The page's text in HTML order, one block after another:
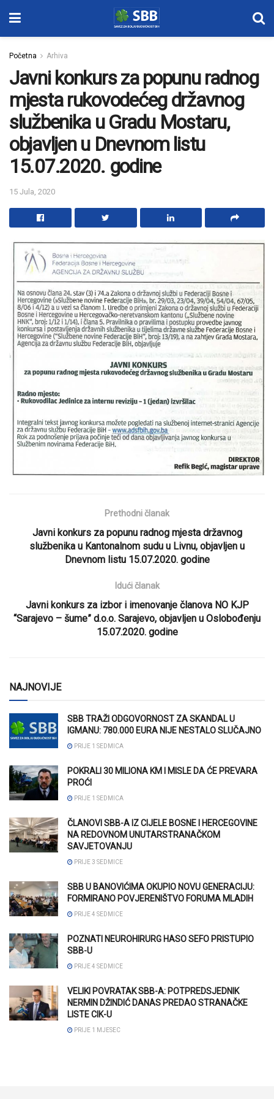
Početna Arhiva
Javni konkurs za popunu radnog
mjesta rukovodećeg državnog
službenika u Gradu Mostaru,
objavljen u Dnevnom listu
15.07.2020. godine
15 Jula, 2020
Prethodni članak
Javni konkurs za popunu radnog mjesta državnog
službenika u Kantonalnom sudu u Livnu, objavljen u
Dnevnom listu 15.07.2020. godine
Idući članak
Javni konkurs za izbor i imenovanje članova NO KJP
“Sarajevo – šume” d.o.o. Sarajevo, objavljen u Oslobođenju
15.07.2020. godine
NAJNOVIJE
SBB TRAŽI ODGOVORNOST ZA SKANDAL U
IGMANU: 780.000 EURA NIJE NESTALO SLUČAJNO
PRIJE 1 SEDMICA
POKRALI 30 MILIONA KM I MISLE DA ĆE PREVARA
PROĆI
PRIJE 1 SEDMICA
ČLANOVI SBB-A IZ CIJELE BOSNE I HERCEGOVINE
NA REDOVNOM UNUTARSTRANAČKOM
SAVJETOVANJU
PRIJE 3 SEDMICE
SBB U BANOVIĆIMA OKUPIO NOVU GENERACIJU:
FORMIRANO POVJERENIŠTVO FORUMA MLADIH
PRIJE 4 SEDMICE
POZNATI NEUROHIRURG HASO SEFO PRISTUPIO
SBB-U
PRIJE 4 SEDMICE
VELIKI POVRATAK SBB-A: POTPREDSJEDNIK
NERMIN DŽINDIĆ DANAS PREDAO STRANAČKE
LISTE CIK-U
PRIJE 1 MJESEC